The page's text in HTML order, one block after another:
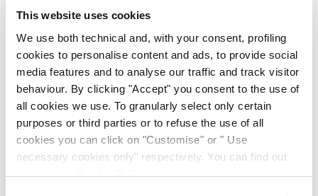
This website uses cookies
We use both technical and, with your consent, profiling
cookies to personalise content and ads, to provide social
media features and to analyse our traffic and track visitor
behaviour. By clicking "Accept" you consent to the use of
all cookies we use. To granularly select only certain
purposes or third parties or to refuse the use of all
cookies you can click on "Customise" or " Use
necessary cookies only" respectively. You can find out
more in ourCookie Policy.
Kantakte | Versand | Teilen
COMPLETE THE LOOK